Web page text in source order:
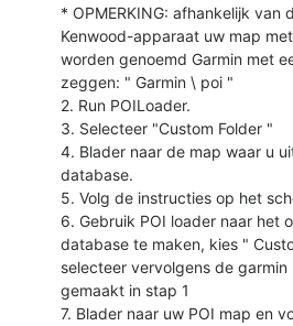
* OPMERKING: afhankelijk van
Kenwood-apparaat uw map
worden genoemd Garmin met
zeggen: " Garmin \ poi "
2. Run POILoader.
3. Selecteer "Custom Folder "
4. Blader naar de map waar u
database.
5. Volg de instructies op het
6. Gebruik POI loader naar het
database te maken, kies "
selecteer vervolgens de
gemaakt in stap 1
7. Blader naar uw POI map en